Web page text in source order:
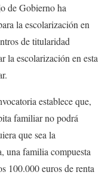
de Gobierno ha
la escolarización en
de titularidad
la escolarización en esta
establece que,
familiar no podrá
que sea la
una familia compuesta
100.000 euros de renta